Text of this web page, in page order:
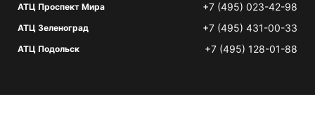
АТЦ Проспект Мира +7 (495) 023-42-98
АТЦ Зеленоград +7 (495) 431-00-33
АТЦ Подольск +7 (495) 128-01-88